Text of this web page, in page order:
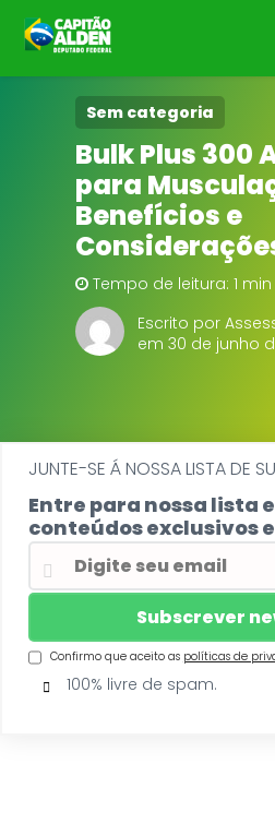
HOME
NOTÍCIAS
BIOGRAFIA
DOWNLOADS
EMENDAS
Sem categoria
Bulk Plus 300
para
Benefícios e
Tempo de leitura: 1 min
Escrito por
em 30 de junho
JUNTE-SE Á NOSSA LISTA DE
Entre para nossa lista
conteúdos exclusivos
Confirmo que aceito as políticas de
100% livre de spam.